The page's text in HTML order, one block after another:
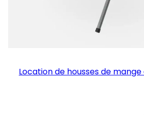
Location de housses de